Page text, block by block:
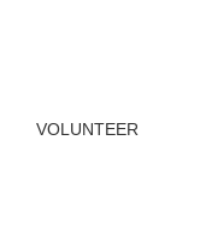
VOLUNTEER